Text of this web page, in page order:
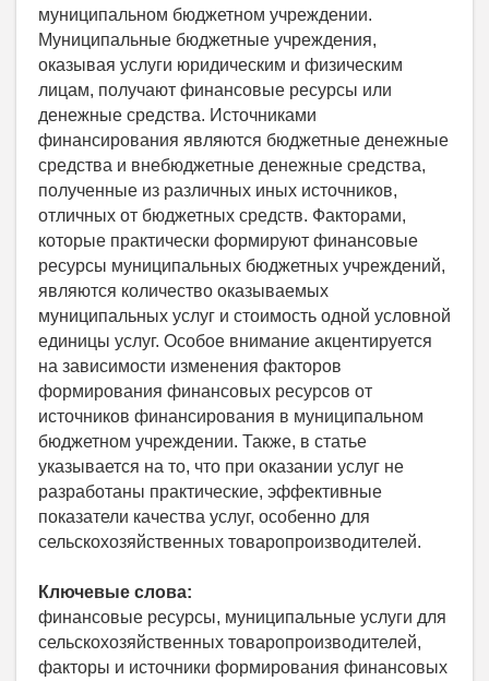
муниципальном бюджетном учреждении.
Муниципальные бюджетные учреждения,
оказывая услуги юридическим и физическим
лицам, получают финансовые ресурсы или
денежные средства. Источниками
финансирования являются бюджетные денежные
средства и внебюджетные денежные средства,
полученные из различных иных источников,
отличных от бюджетных средств. Факторами,
которые практически формируют финансовые
ресурсы муниципальных бюджетных учреждений,
являются количество оказываемых
муниципальных услуг и стоимость одной условной
единицы услуг. Особое внимание акцентируется
на зависимости изменения факторов
формирования финансовых ресурсов от
источников финансирования в муниципальном
бюджетном учреждении. Также, в статье
указывается на то, что при оказании услуг не
разработаны практические, эффективные
показатели качества услуг, особенно для
сельскохозяйственных товаропроизводителей.
Ключевые слова:
финансовые ресурсы, муниципальные услуги для
сельскохозяйственных товаропроизводителей,
факторы и источники формирования финансовых